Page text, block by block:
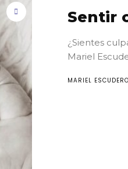
Sentir
¿Sientes
Mariel
MARIEL ESCUDERO